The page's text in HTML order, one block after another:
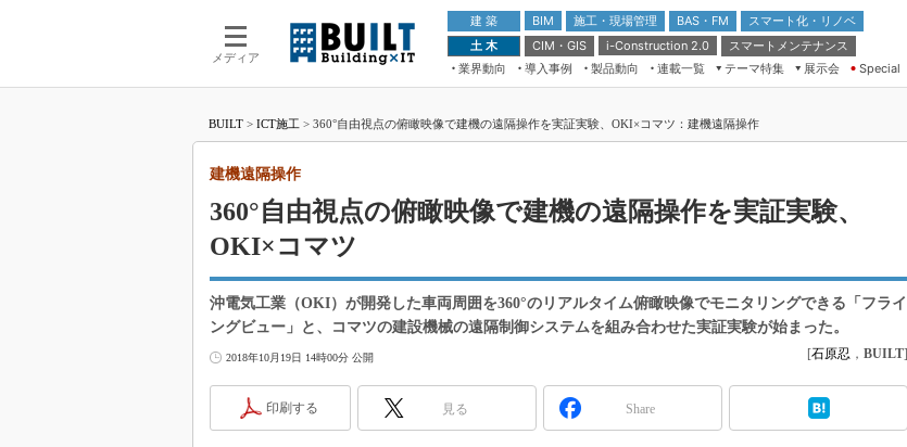
メディア
建 築 BIM 施工・現場管理 BAS・FM
スマート化・リノベ
土 木
CIM・GIS i-Construction 2.0
スマートメンテナンス
業界動向
導入事例 製品動向 連載一覧
テーマ特集
ドローンがもたらす建設業界の“ゲー
ムチェンジ” Ver.2.0
“Society5.0”時代のスマートビル
展示会
第8回 国際 建設・測量展
築・土木・不動産の先端技術展－
メンテナンス・レジリエンスOSAKA
日本 ものづくりワールド 2020
IGAS2018
Special
BUILT > ICT施工 > 360°自由視点の俯瞰映像で建機の遠隔操作を実証実験、OKI×コマツ：建機遠隔操作
360°自由視点の俯瞰映像で建機の遠隔操作を実証実験、
OKI×コマツ
建機遠隔操作
沖電気工業（OKI）が開発した車両周囲を360°のリアルタイム俯瞰映像でモニタリングできる「フライ
ングビュー」と、コマツの建設機械の遠隔制御システムを組み合わせた実証実験が始まった。
2018年10月19日 14時00分 公開 [石原忍 ， BUILT]
印刷する 見る Share